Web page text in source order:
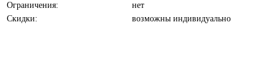
Ограничения:
нет
Скидки:
возможны индивидуально